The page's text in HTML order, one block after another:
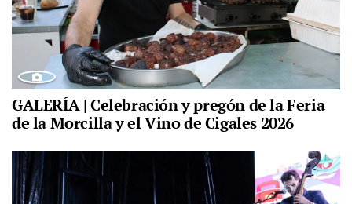
GALERÍA | Celebración y pregón de la Feria
de la Morcilla y el Vino de Cigales 2026